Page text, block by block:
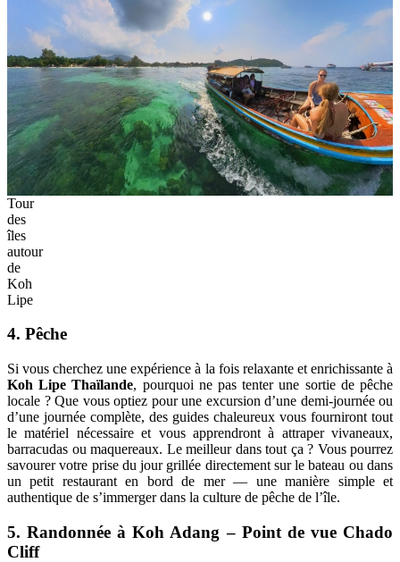
Tour
des
îles
autour
de
Koh
Lipe
4. Pêche
Si vous cherchez une expérience à la fois relaxante et enrichissante à
Koh Lipe Thaïlande, pourquoi ne pas tenter une sortie de pêche
locale ? Que vous optiez pour une excursion d’une demi-journée ou
d’une journée complète, des guides chaleureux vous fourniront tout
le matériel nécessaire et vous apprendront à attraper vivaneaux,
barracudas ou maquereaux. Le meilleur dans tout ça ? Vous pourrez
savourer votre prise du jour grillée directement sur le bateau ou dans
un petit restaurant en bord de mer — une manière simple et
authentique de s’immerger dans la culture de pêche de l’île.
5. Randonnée à Koh Adang – Point de vue Chado
Cliff